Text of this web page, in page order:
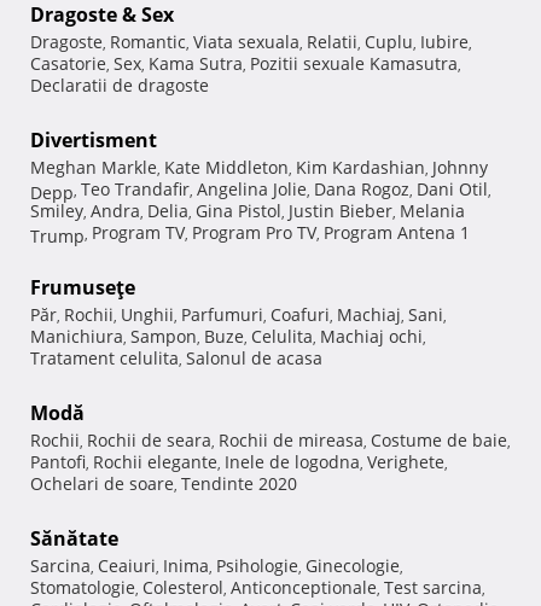
Dragoste & Sex
Dragoste, Romantic, Viata sexuala, Relatii, Cuplu, Iubire,
Casatorie, Sex, Kama Sutra, Pozitii sexuale Kamasutra,
Declaratii de dragoste
Divertisment
Meghan Markle, Kate Middleton, Kim Kardashian, Johnny
Depp, Teo Trandafir, Angelina Jolie, Dana Rogoz, Dani Otil,
Smiley, Andra, Delia, Gina Pistol, Justin Bieber, Melania
Trump, Program TV, Program Pro TV, Program Antena 1
Frumuseţe
Păr, Rochii, Unghii, Parfumuri, Coafuri, Machiaj, Sani,
Manichiura, Sampon, Buze, Celulita, Machiaj ochi,
Tratament celulita, Salonul de acasa
Modă
Rochii, Rochii de seara, Rochii de mireasa, Costume de baie,
Pantofi, Rochii elegante, Inele de logodna, Verighete,
Ochelari de soare, Tendinte 2020
Sănătate
Sarcina, Ceaiuri, Inima, Psihologie, Ginecologie,
Stomatologie, Colesterol, Anticonceptionale, Test sarcina,